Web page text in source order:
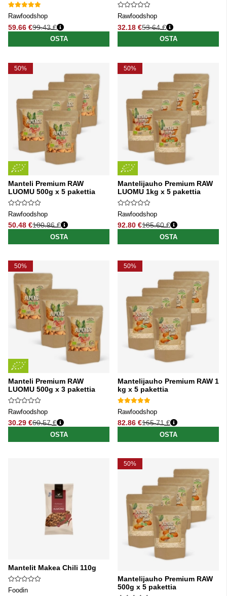
Rawfoodshop
59.66 €
Normaali hinta
99.43 €
OSTA
Rawfoodshop
32.18 €
Normaali hinta
53.64 €
OSTA
50%
Manteli Premium RAW
LUOMU 500g x 5 pakettia
Rawfoodshop
50.48 €
Normaali hinta
100.96 €
OSTA
50%
Mantelijauho Premium RAW
LUOMU 1kg x 5 pakettia
Rawfoodshop
92.80 €
Normaali hinta
185.60 €
OSTA
50%
Manteli Premium RAW
LUOMU 500g x 3 pakettia
Rawfoodshop
30.29 €
Normaali hinta
60.57 €
OSTA
50%
Mantelijauho Premium RAW 1
kg x 5 pakettia
Rawfoodshop
82.86 €
Normaali hinta
165.71 €
OSTA
Mantelit Makea Chili 110g
Foodin
50%
Mantelijauho Premium RAW
500g x 5 pakettia